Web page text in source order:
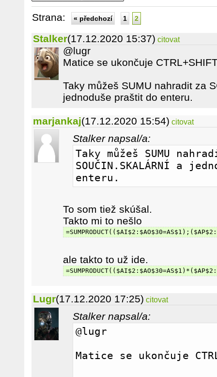
Strana: « předchozí 1 2
Stalker(17.12.2020 15:37) citovat
@lugr
Matice se ukončuje
Taky můžeš SUMU nahradit za
jednoduše praštit do enteru.
marjankaj(17.12.2020 15:54) citovat
Stalker napsal/a:
Taky můžeš SUMU
SOUČIN.SKALÁRNÍ a
enteru.
To som tiež skúšal.
Takto mi to nešlo
ale takto to už ide.
Lugr(17.12.2020 17:25) citovat
Stalker napsal/a:
@lugr
Matice se ukončuje